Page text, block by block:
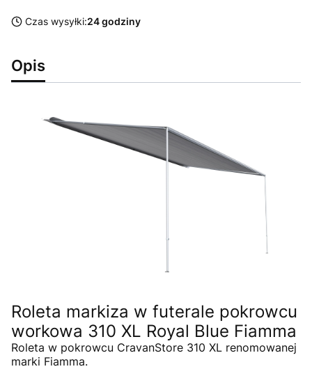
Czas wysyłki:24 godziny
Opis
Roleta markiza w futerale pokrowcu
workowa 310 XL Royal Blue Fiamma
Roleta w pokrowcu CravanStore 310 XL renomowanej
marki Fiamma.